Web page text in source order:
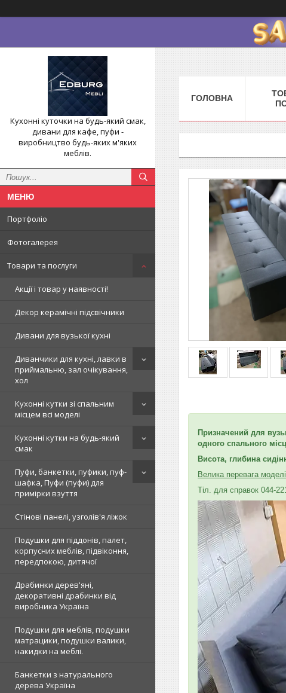
Кухонні куточки на будь-який смак,
дивани для кафе, пуфи -
виробництво будь-яких м'яких
меблів.
Портфоліо
Фотогалерея
Товари та послуги
Акції і товар у наявності!
Декор керамічні підсвічники
Дивани для вузької кухні
Диванчики для кухні, лавки в
приймальню, зал очікування,
хол
Кухонні кутки зі спальним
місцем всі моделі
Кухонні кутки на будь-який
смак
Пуфи, банкетки, пуфики, пуф-
шафка, Пуфи (пуфи) для
примірки взуття
Стінові панелі, узголів'я ліжок
Подушки для піддонів, палет,
корпусних меблів, підвіконня,
передпокою, дитячої
Драбинки дерев'яні,
декоративні драбинки від
виробника Україна
Подушки для меблів, подушки
матрацики, подушки валики,
накидки на меблі.
Банкетки з натурального
дерева Україна
ГОЛОВНА
Призначений для
одного спального
Висота, глибина
Велика перевага
Тіл. для справок 044-